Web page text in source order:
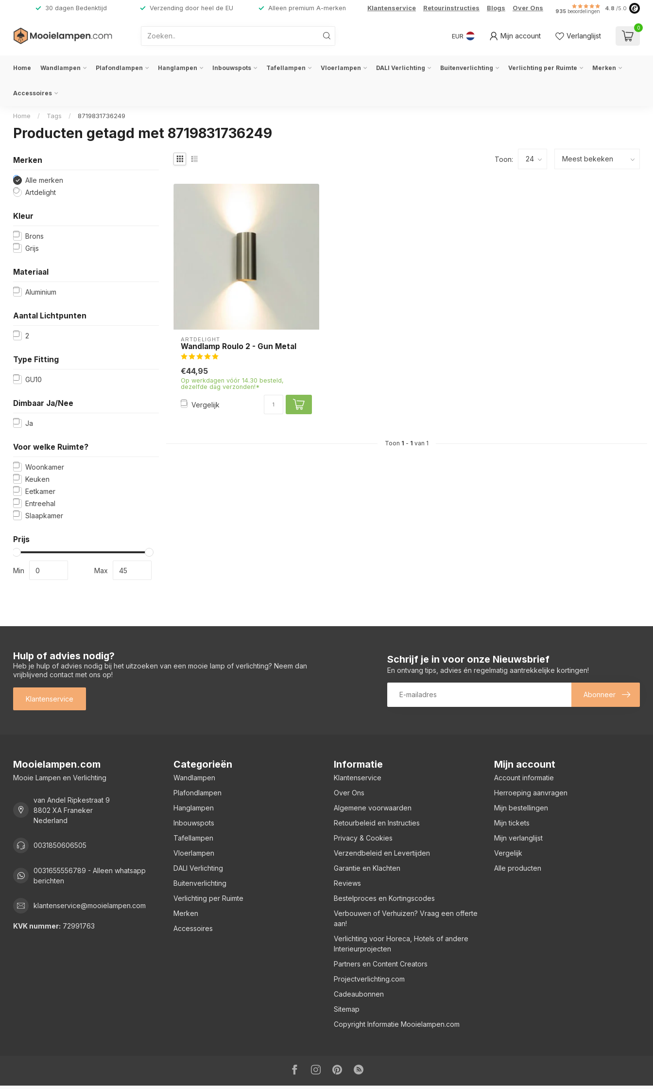
30 dagen Bedenktijd Verzending door heel de EU Alleen premium A-merken Klantenservice Retourinstructies Blogs Over Ons 935 beoordelingen 4.8 /5.0
EUR Mijn account Verlanglijst
0
Home Wandlampen Plafondlampen Hanglampen Inbouwspots Tafellampen Vloerlampen DALI Verlichting Buitenverlichting Verlichting per Ruimte Merken
Accessoires
Home / Tags / 8719831736249
Producten getagd met 8719831736249
Merken
Alle merken
Artdelight
Kleur
Brons
Grijs
Materiaal
Aluminium
Aantal Lichtpunten
2
Type Fitting
GU10
Dimbaar Ja/Nee
Ja
Voor welke Ruimte?
Woonkamer
Keuken
Eetkamer
Entreehal
Slaapkamer
Prijs
Min Max
Toon:
ARTDELIGHT
Wandlamp Roulo 2 - Gun Metal
€44,95
Op werkdagen vóór 14.30 besteld,
dezelfde dag verzonden!*
Vergelijk
Toon 1 - 1 van 1
Hulp of advies nodig?
Heb je hulp of advies nodig bij het uitzoeken van een mooie lamp of verlichting? Neem dan
vrijblijvend contact met ons op!
Klantenservice
Schrijf je in voor onze Nieuwsbrief
En ontvang tips, advies én regelmatig aantrekkelijke kortingen!
Abonneer
Mooielampen.com
Mooie Lampen en Verlichting
van Andel Ripkestraat 9
8802 XA Franeker
Nederland
0031850606505
0031655556789 - Alleen whatsapp
berichten
klantenservice@mooielampen.com
KVK nummer: 72991763
Categorieën
Wandlampen
Plafondlampen
Hanglampen
Inbouwspots
Tafellampen
Vloerlampen
DALI Verlichting
Buitenverlichting
Verlichting per Ruimte
Merken
Accessoires
Informatie
Klantenservice
Over Ons
Algemene voorwaarden
Retourbeleid en Instructies
Privacy & Cookies
Verzendbeleid en Levertijden
Garantie en Klachten
Reviews
Bestelproces en Kortingscodes
Verbouwen of Verhuizen? Vraag een offerte
aan!
Verlichting voor Horeca, Hotels of andere
Interieurprojecten
Partners en Content Creators
Projectverlichting.com
Cadeaubonnen
Sitemap
Copyright Informatie Mooielampen.com
Mijn account
Account informatie
Herroeping aanvragen
Mijn bestellingen
Mijn tickets
Mijn verlanglijst
Vergelijk
Alle producten